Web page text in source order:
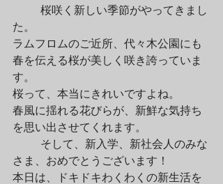
た。
ラムフロムのご近所、代々木公園にも
春を伝える桜が美しく咲き誇っていま
す。
桜って、本当にきれいですよね。
春風に揺れる花びらが、新鮮な気持ち
を思い出させてくれます。
さま、おめでとうございます！
本日は、ドキドキわくわくの新生活を